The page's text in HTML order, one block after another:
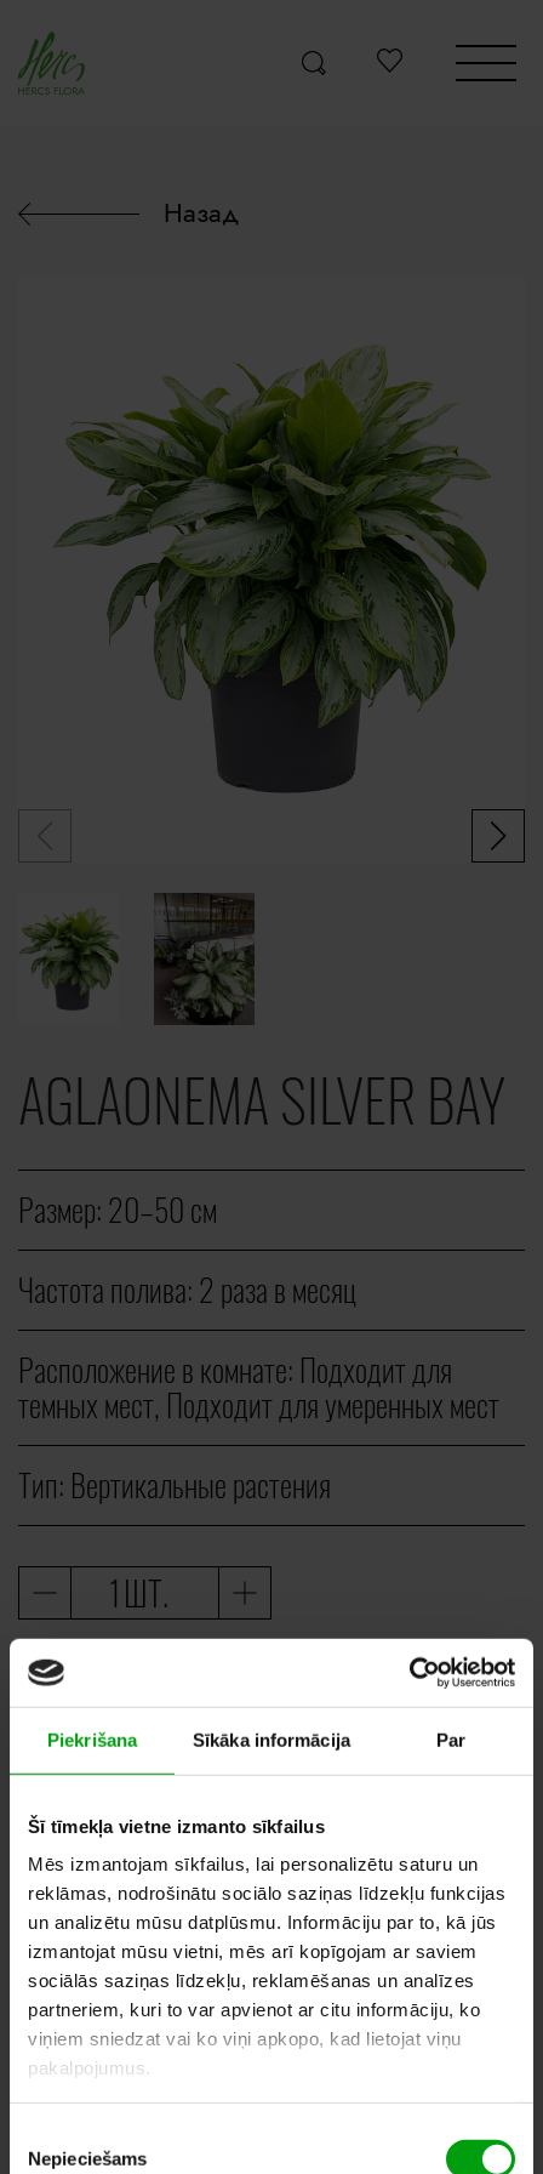
Piekrišana Sīkāka informācija Par
Šī tīmekļa vietne izmanto sīkfailus
Mēs izmantojam sīkfailus, lai personalizētu saturu un
reklāmas, nodrošinātu sociālo saziņas līdzekļu funkcijas
un analizētu mūsu datplūsmu. Informāciju par to, kā jūs
izmantojat mūsu vietni, mēs arī kopīgojam ar saviem
sociālās saziņas līdzekļu, reklamēšanas un analīzes
partneriem, kuri to var apvienot ar citu informāciju, ko
viņiem sniedzat vai ko viņi apkopo, kad lietojat viņu
pakalpojumus.
izvēle
Nepieciešams
Назад
AGLAONEMA SILVER BAY
Размер:20–50 cм
Частота полива:2 раза в месяц
Расположение в комнате: Подходит для
темных мест, Подходит для умеренных мест
Тип: Вертикальные растения
ШТ.
20,00
ДОБАВИТЬ В СПИСОК
ПОХОЖИЕ ПРОДУКТЫ